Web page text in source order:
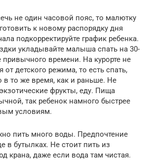
не один часовой пояс, то малютку
к новому распорядку дня
подкорректируйте график ребенка.
укладывайте малыша спать на 30-
привычного времени. На курорте не
от детского режима, то есть спать,
в то же время, как и раньше. Не
фрукты, еду. Пища
так ребенок намного быстрее
условиям.
пить много воды. Предпочтение
в бутылках. Не стоит пить из
крана, даже если вода там чистая.